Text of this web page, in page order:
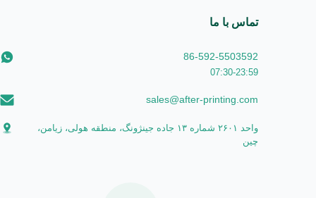
تماس با ما
86-592-5503592
07:30-23:59
sales@after-printing.com
واحد ۲۶۰۱ شماره ۱۳ جاده جینژونگ، منطقه هولی، زیامن،
چین